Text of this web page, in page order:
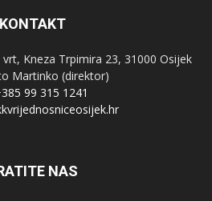
KONTAKT
Kneza Trpimira 23, 31000 Osijek
Martinko (direktor)
99 315 1241
NAS